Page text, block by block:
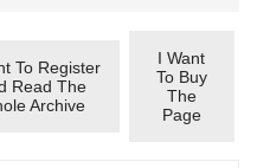
To Register
Read The
Archive
I Want
To Buy
The
Page